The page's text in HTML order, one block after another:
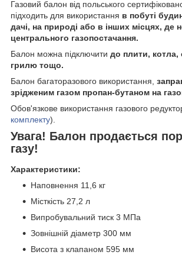
Газовий балон від польського
підходить для використання в побуті
дачі, на природі або в інших місцях, де
центрального газопостачання.
Балон можна підключити до плити, котла,
грилю тощо.
Балон багаторазового використання,
зрідженим газом пропан-бутаном на
Обов'язкове використання газового
комплекту).
Увага! Балон продається
газу!
Характеристики:
Наповнення 11,6 кг
Місткість 27,2 л
Випробувальний тиск 3 МПа
Зовнішній діаметр 300 мм
Висота з клапаном 595 мм